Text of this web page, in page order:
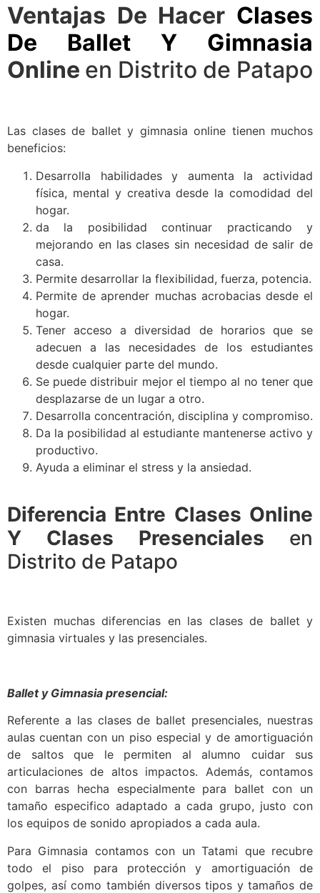
Ventajas De Hacer Clases
De Ballet Y Gimnasia
Online en Distrito de Patapo
Las clases de ballet y gimnasia online tienen muchos
beneficios:
Desarrolla habilidades y aumenta la actividad
física, mental y creativa desde la comodidad del
hogar.
da la posibilidad continuar practicando y
mejorando en las clases sin necesidad de salir de
casa.
Permite desarrollar la flexibilidad, fuerza, potencia.
Permite de aprender muchas acrobacias desde el
hogar.
Tener acceso a diversidad de horarios que se
adecuen a las necesidades de los estudiantes
desde cualquier parte del mundo.
Se puede distribuir mejor el tiempo al no tener que
desplazarse de un lugar a otro.
Desarrolla concentración, disciplina y compromiso.
Da la posibilidad al estudiante mantenerse activo y
productivo.
Ayuda a eliminar el stress y la ansiedad.
Diferencia Entre Clases Online
Y Clases Presenciales en
Distrito de Patapo
Existen muchas diferencias en las clases de ballet y
gimnasia virtuales y las presenciales.
Ballet y Gimnasia presencial:
Referente a las clases de ballet presenciales, nuestras
aulas cuentan con un piso especial y de amortiguación
de saltos que le permiten al alumno cuidar sus
articulaciones de altos impactos. Además, contamos
con barras hecha especialmente para ballet con un
tamaño especifico adaptado a cada grupo, justo con
los equipos de sonido apropiados a cada aula.
Para Gimnasia contamos con un Tatami que recubre
todo el piso para protección y amortiguación de
golpes, así como también diversos tipos y tamaños de